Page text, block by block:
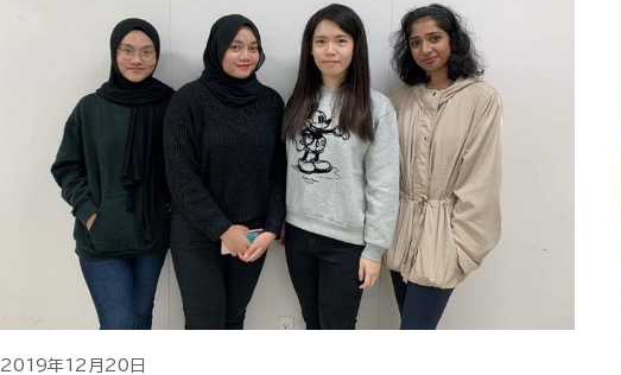
2019年12月20日